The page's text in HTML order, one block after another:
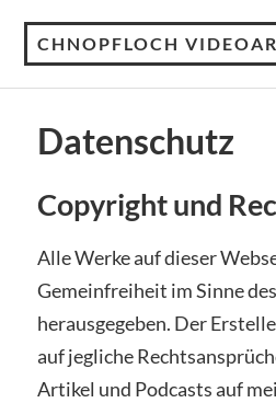
CHNOPFLOCH
Datenschutz
Copyright und
Alle Werke auf dieser
Gemeinfreiheit im Sinne
herausgegeben. Der
auf jegliche
Artikel und Podcasts auf